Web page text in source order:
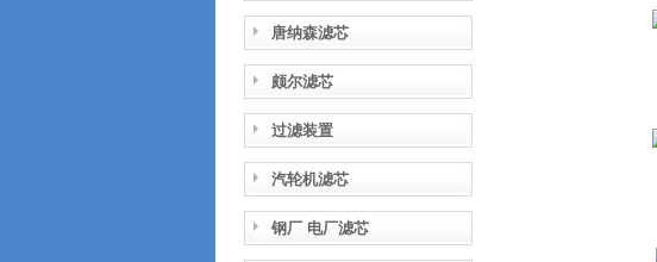
唐纳森滤芯
颇尔滤芯
过滤装置
汽轮机滤芯
钢厂 电厂滤芯